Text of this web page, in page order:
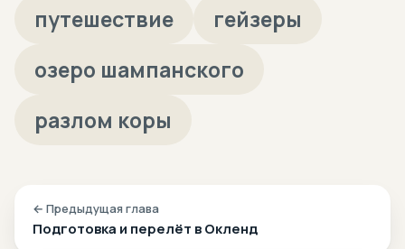
путешествие
гейзеры
озеро шампанского
разлом коры
← Предыдущая глава
Подготовка и перелёт в Окленд